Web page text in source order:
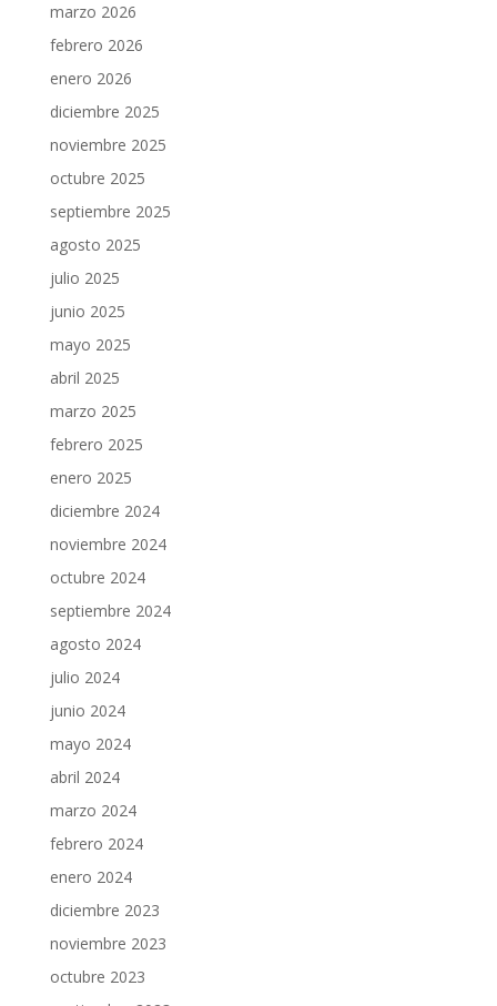
marzo 2026
febrero 2026
enero 2026
diciembre 2025
noviembre 2025
octubre 2025
septiembre 2025
agosto 2025
julio 2025
junio 2025
mayo 2025
abril 2025
marzo 2025
febrero 2025
enero 2025
diciembre 2024
noviembre 2024
octubre 2024
septiembre 2024
agosto 2024
julio 2024
junio 2024
mayo 2024
abril 2024
marzo 2024
febrero 2024
enero 2024
diciembre 2023
noviembre 2023
octubre 2023